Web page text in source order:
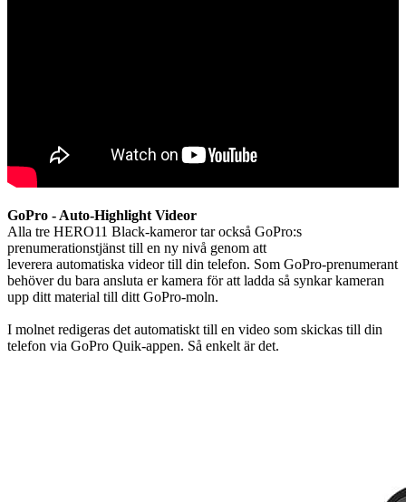
GoPro - Auto-Highlight Videor
Alla tre HERO11 Black-kameror tar också GoPro:s
prenumerationstjänst till en ny nivå genom att
leverera automatiska videor till din telefon. Som GoPro-prenumerant
behöver du bara ansluta er kamera för att ladda så synkar kameran
upp ditt material till ditt GoPro-moln.
I molnet redigeras det automatiskt till en video som skickas till din
telefon via GoPro Quik-appen. Så enkelt är det.